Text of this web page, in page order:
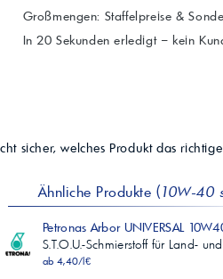
Großmengen: Staffelpreise &
In 20 Sekunden erledigt – kein
sicher, welches Produkt das
Ähnliche Produkte ( 10W-40
Petronas Arbor UNIVERSAL
S.T.O.U.-Schmierstoff für Land-
ab 4,40/l€